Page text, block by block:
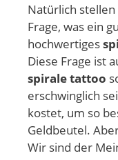
Natürlich stellen
Frage, was ein
hochwertiges
Diese Frage ist
spirale tattoo
erschwinglich
kostet, um so
Geldbeutel.
Wir sind der